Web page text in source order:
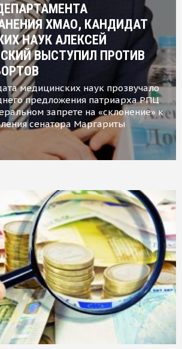
ХМАО, КАНДИДАТ
НАУК АЛЕКСЕЙ
ВЫСТУПИЛ ПРОТИВ
медицинских наук прозвучало
предложения патриарха РПЦ
запрете на «склонение» к
сенатора Маргариты